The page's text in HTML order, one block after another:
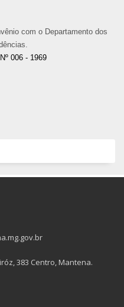
com o Departamento dos
006 - 1969
383 Centro, Mantena.